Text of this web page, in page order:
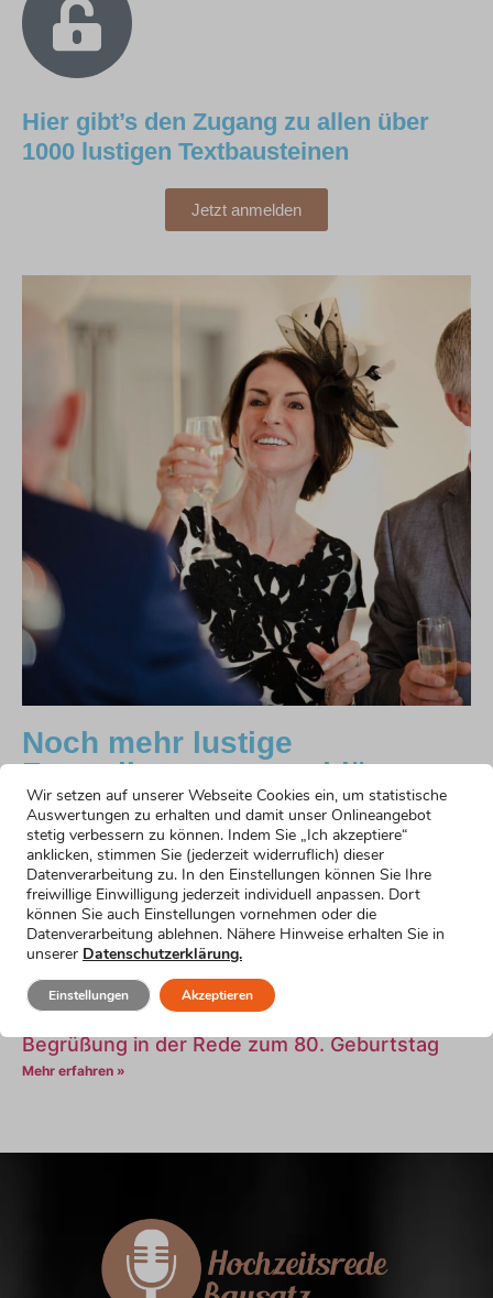
Hier gibt’s den Zugang zu allen über
1000 lustigen Textbausteinen
Jetzt anmelden
Noch mehr lustige
Formulierungsvorschläge
Humorvoller Einstieg für die Rede zum 80.
Geburtstag
Mehr erfahren »
Emotionaler Einstieg
Mehr erfahren »
Einstieg für nervöse Redner
Einstieg für kurze Reden
Begrüßung in der Rede zum 80. Geburtstag
Mehr erfahren »
Wir setzen auf unserer Webseite Cookies ein, um statistische
Auswertungen zu erhalten und damit unser Onlineangebot
stetig verbessern zu können. Indem Sie „Ich akzeptiere“
anklicken, stimmen Sie (jederzeit widerruflich) dieser
Datenverarbeitung zu. In den Einstellungen können Sie Ihre
freiwillige Einwilligung jederzeit individuell anpassen. Dort
können Sie auch Einstellungen vornehmen oder die
Datenverarbeitung ablehnen. Nähere Hinweise erhalten Sie in
unserer Datenschutzerklärung.
Akzeptieren
Einstellungen